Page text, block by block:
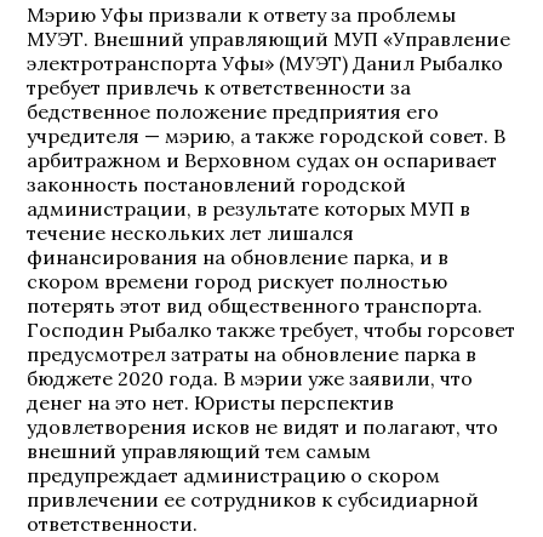
Мэрию Уфы призвали к ответу за проблемы
МУЭТ. Внешний управляющий МУП «Управление
электротранспорта Уфы» (МУЭТ) Данил Рыбалко
требует привлечь к ответственности за
бедственное положение предприятия его
учредителя — мэрию, а также городской совет. В
арбитражном и Верховном судах он оспаривает
законность постановлений городской
администрации, в результате которых МУП в
течение нескольких лет лишался
финансирования на обновление парка, и в
скором времени город рискует полностью
потерять этот вид общественного транспорта.
Господин Рыбалко также требует, чтобы горсовет
предусмотрел затраты на обновление парка в
бюджете 2020 года. В мэрии уже заявили, что
денег на это нет. Юристы перспектив
удовлетворения исков не видят и полагают, что
внешний управляющий тем самым
предупреждает администрацию о скором
привлечении ее сотрудников к субсидиарной
ответственности.